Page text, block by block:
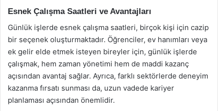
Esnek Çalışma Saatleri ve Avantajları
Günlük işlerde esnek çalışma saatleri, birçok kişi için cazip
bir seçenek oluşturmaktadır. Öğrenciler, ev hanımları veya
ek gelir elde etmek isteyen bireyler için, günlük işlerde
çalışmak, hem zaman yönetimi hem de maddi kazanç
açısından avantaj sağlar. Ayrıca, farklı sektörlerde deneyim
kazanma fırsatı sunması da, uzun vadede kariyer
planlaması açısından önemlidir.